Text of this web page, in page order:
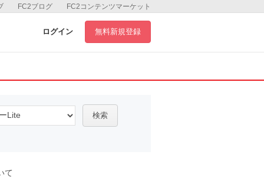
FC2コンテンツマーケット
FC2ブログ
ログイン 無料新規登録
検索
て